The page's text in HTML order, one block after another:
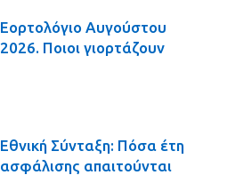
Εορτολόγιο Αυγούστου
2026. Ποιοι γιορτάζουν
Εθνική Σύνταξη: Πόσα έτη
ασφάλισης απαιτούνται